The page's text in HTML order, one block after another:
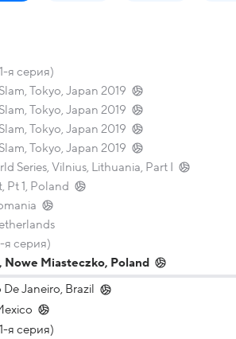
я серия)
Tokyo, Japan 2019
Tokyo, Japan 2019
Tokyo, Japan 2019
Tokyo, Japan 2019
Series, Vilnius, Lithuania, Part I
1, Poland
я серия)
Nowe Miasteczko, Poland
Janeiro, Brazil
я серия)